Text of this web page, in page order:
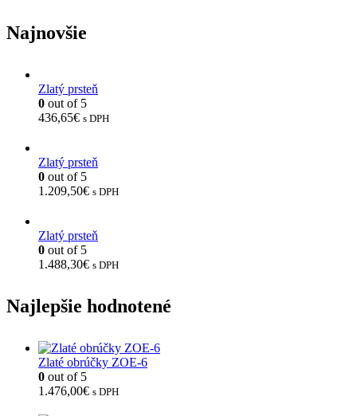
Najnovšie
Zlatý prsteň
0 out of 5
436,65€ s DPH
Zlatý prsteň
0 out of 5
1.209,50€ s DPH
Zlatý prsteň
0 out of 5
1.488,30€ s DPH
Najlepšie hodnotené
Zlaté obrúčky ZOE-6
0 out of 5
1.476,00€ s DPH